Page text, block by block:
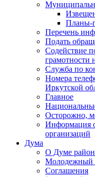
Планы-
Перечень
Подать
Содействие
грамотности
Служба по
Номера
Иркутской
Главное
Осторожно,
Информация
организаций
Дума
О Думе
Молодежный
Соглашения